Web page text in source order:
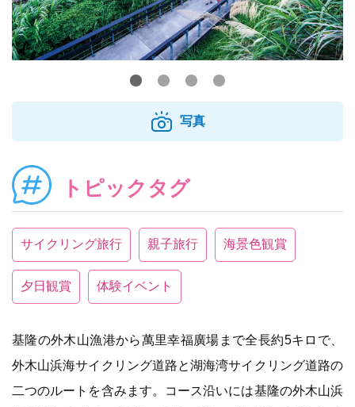
写真
トピックタグ
サイクリング旅行 親子旅行 海景色観賞
夕日観賞 体験イベント
基隆の外木山漁港から萬里幸福廣場まで全長約5キロで、
外木山浜海サイクリング道路と湖海湾サイクリング道路の
二つのルートを含みます。コース沿いには基隆の外木山浜